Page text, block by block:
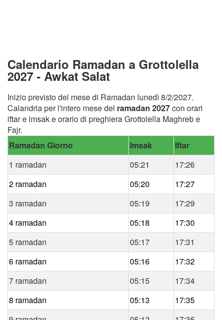
Calendario Ramadan a Grottolella
2027 - Awkat Salat
Inizio previsto del mese di Ramadan lunedì 8/2/2027.
Calandria per l'intero mese del ramadan 2027con orari
iftar e imsak e orario di preghiera Grottolella Maghreb e
Fajr.
Ramadan Giorno
Imsak
Iftar
1 ramadan
05:21
17:26
2 ramadan
05:20
17:27
3 ramadan
05:19
17:29
4 ramadan
05:18
17:30
5 ramadan
05:17
17:31
6 ramadan
05:16
17:32
7 ramadan
05:15
17:34
8 ramadan
05:13
17:35